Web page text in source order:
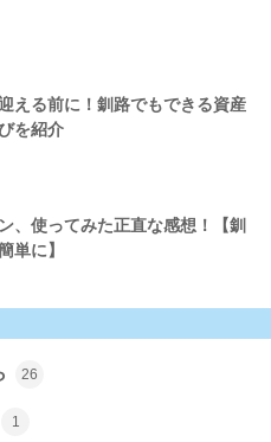
える前に！釧路でもできる資産
を紹介
、使ってみた正直な感想！【釧
単に】
26
1